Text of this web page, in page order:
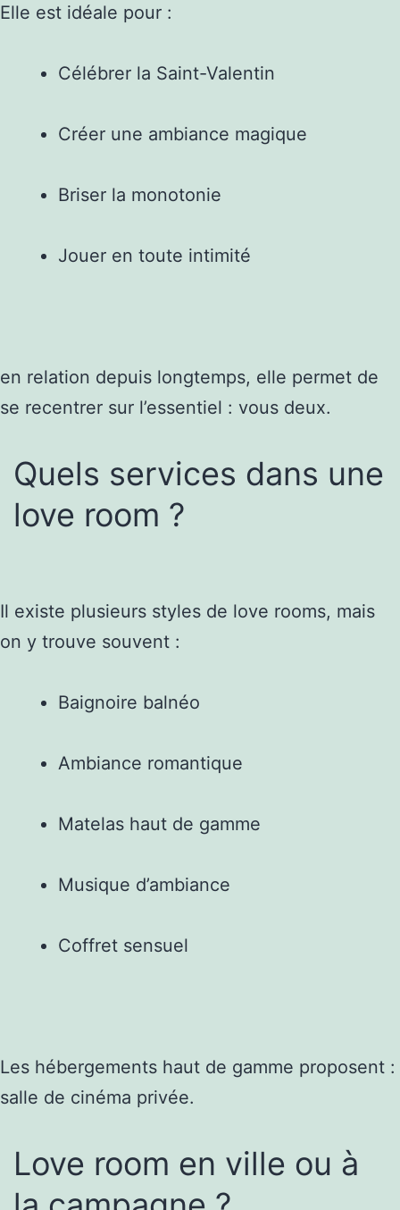
Elle est idéale pour :
Célébrer la Saint-Valentin
Créer une ambiance magique
Briser la monotonie
Jouer en toute intimité
en relation depuis longtemps, elle permet de
se recentrer sur l’essentiel : vous deux.
Quels services dans une
love room ?
Il existe plusieurs styles de love rooms, mais
on y trouve souvent :
Baignoire balnéo
Ambiance romantique
Matelas haut de gamme
Musique d’ambiance
Coffret sensuel
Les hébergements haut de gamme proposent :
salle de cinéma privée.
Love room en ville ou à